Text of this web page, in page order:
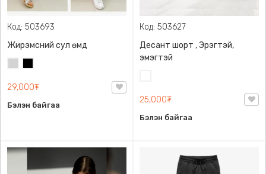
Код: 503693
Жирэмсний сул өмд
29,000₮
Бэлэн байгаа
Код: 503627
Десант шорт , Эрэгтэй,
эмэгтэй
25,000₮
Бэлэн байгаа